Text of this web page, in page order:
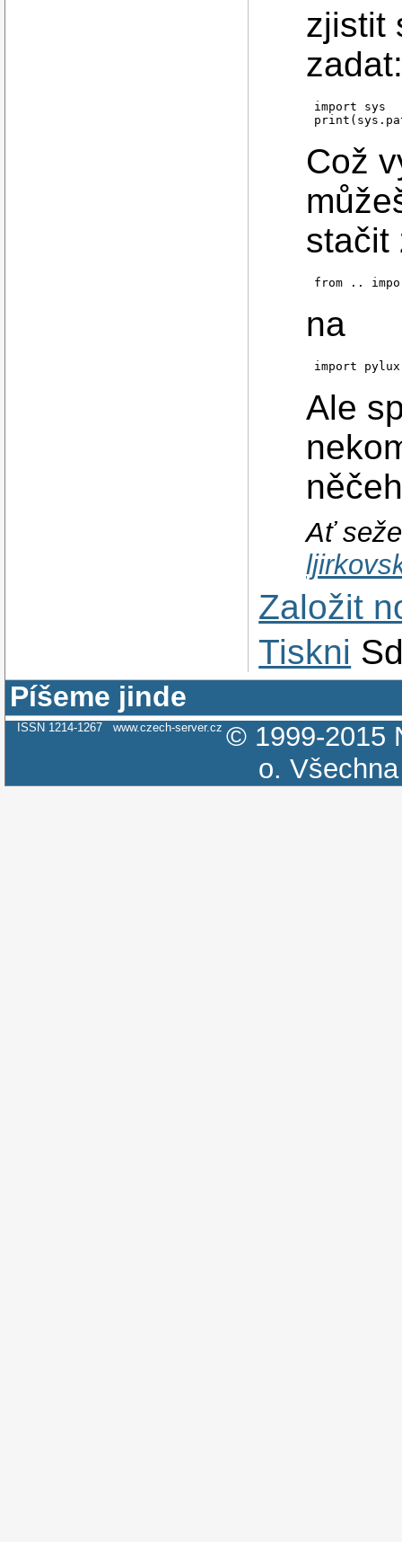
zjistit
import sys
Což
stačit
from ..
na
import pylux
Ale
Ať
Založit
Tiskni
Píšeme jinde
ISSN 1214-1267 www.czech-server.cz © 1999-2015
o.